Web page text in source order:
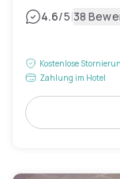
4.6/5|38
Kostenlose
Zahlung im Hotel